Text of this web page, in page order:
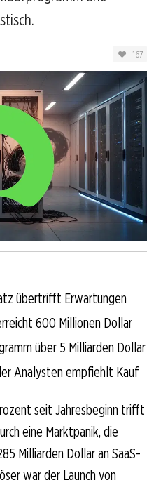
167
übertrifft Erwartungen
600 Millionen Dollar
über 5 Milliarden Dollar
Analysten empfiehlt Kauf
seit Jahresbeginn trifft
eine Marktpanik, die
Milliarden Dollar an SaaS-
war der Launch von